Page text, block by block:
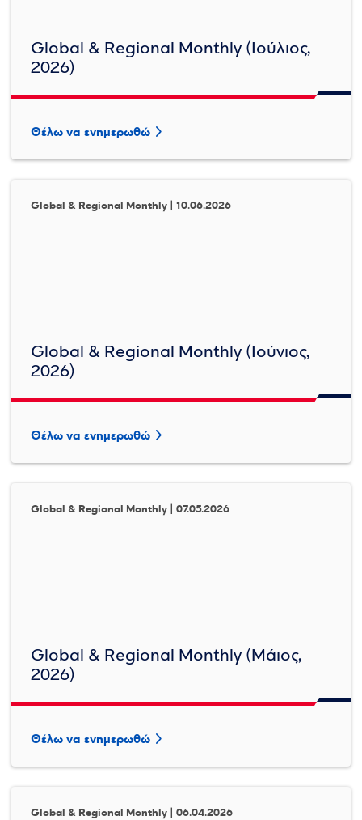
Global & Regional Monthly (Ιούλιος,
2026)
Θέλω να ενημερωθώ
Global & Regional Monthly | 10.06.2026
Global & Regional Monthly (Ιούνιος,
2026)
Θέλω να ενημερωθώ
Global & Regional Monthly | 07.05.2026
Global & Regional Monthly (Μάιος,
2026)
Θέλω να ενημερωθώ
Global & Regional Monthly | 06.04.2026